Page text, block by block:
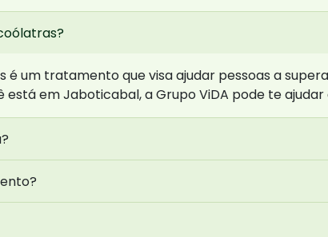
um tratamento que visa ajudar pessoas a
está em Jaboticabal, a Grupo ViDA pode te